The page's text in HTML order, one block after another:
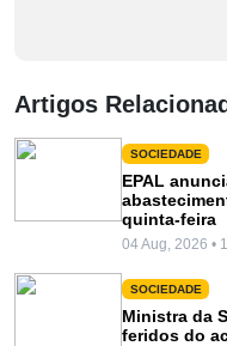
Artigos
SOCIEDADE
EPAL
quinta-feira
04 Aug, 2026 •
SOCIEDADE
Ministra da
feridos do